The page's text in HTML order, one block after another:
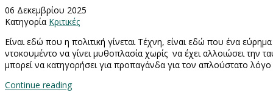
06 Δεκεμβρίου 2025
Κατηγορία Κριτικές
Είναι εδώ που η πολιτική γίνεται Τέχνη, είναι εδώ που ένα
ντοκουμέντο να γίνει μυθοπλασία χωρίς να έχει αλλοιώσει την
μπορεί να κατηγορήσει για προπαγάνδα για τον απλούστατο
Continue reading